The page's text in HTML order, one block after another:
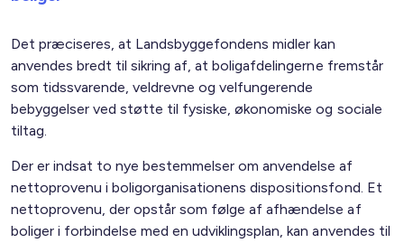
Det præciseres, at Landsbyggefondens midler kan
anvendes bredt til sikring af, at boligafdelingerne fremstår
som tidssvarende, veldrevne og velfungerende
bebyggelser ved støtte til fysiske, økonomiske og sociale
tiltag.
Der er indsat to nye bestemmelser om anvendelse af
nettoprovenu i boligorganisationens dispositionsfond. Et
nettoprovenu, der opstår som følge af afhændelse af
boliger i forbindelse med en udviklingsplan, kan anvendes til